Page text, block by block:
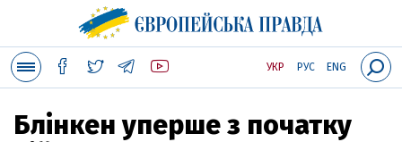
УКР РУС ENG
Блінкен уперше з початку